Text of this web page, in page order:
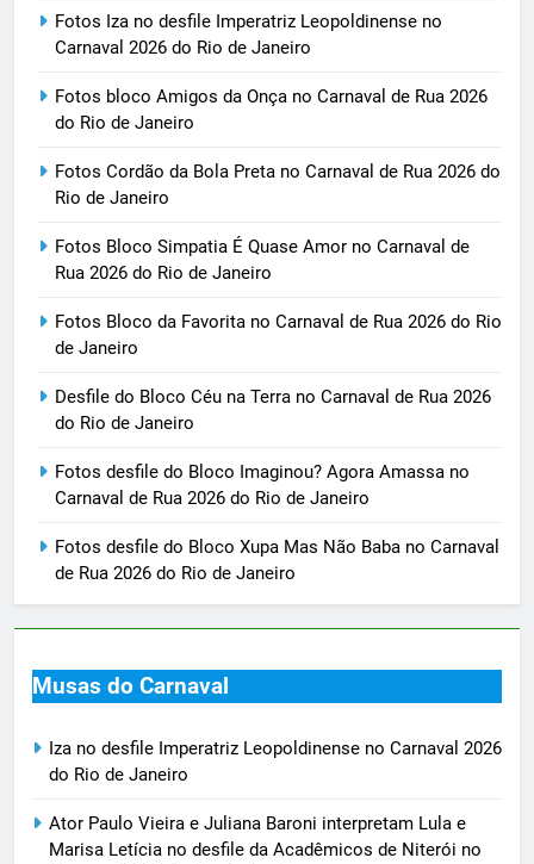
Fotos Iza no desfile Imperatriz Leopoldinense no
Carnaval 2026 do Rio de Janeiro
Fotos bloco Amigos da Onça no Carnaval de Rua 2026
do Rio de Janeiro
Fotos Cordão da Bola Preta no Carnaval de Rua 2026 do
Rio de Janeiro
Fotos Bloco Simpatia É Quase Amor no Carnaval de
Rua 2026 do Rio de Janeiro
Fotos Bloco da Favorita no Carnaval de Rua 2026 do Rio
de Janeiro
Desfile do Bloco Céu na Terra no Carnaval de Rua 2026
do Rio de Janeiro
Fotos desfile do Bloco Imaginou? Agora Amassa no
Carnaval de Rua 2026 do Rio de Janeiro
Fotos desfile do Bloco Xupa Mas Não Baba no Carnaval
de Rua 2026 do Rio de Janeiro
Musas do Carnaval
Iza no desfile Imperatriz Leopoldinense no Carnaval 2026
do Rio de Janeiro
Ator Paulo Vieira e Juliana Baroni interpretam Lula e
Marisa Letícia no desfile da Acadêmicos de Niterói no